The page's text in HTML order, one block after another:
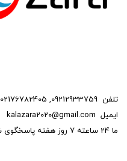
تلفن 09212933759
,
02176782405
ایمیل kalazara2020@gmail.com
ما 24 ساعته 7 روز هفته پاسخگوی شما هستیم.